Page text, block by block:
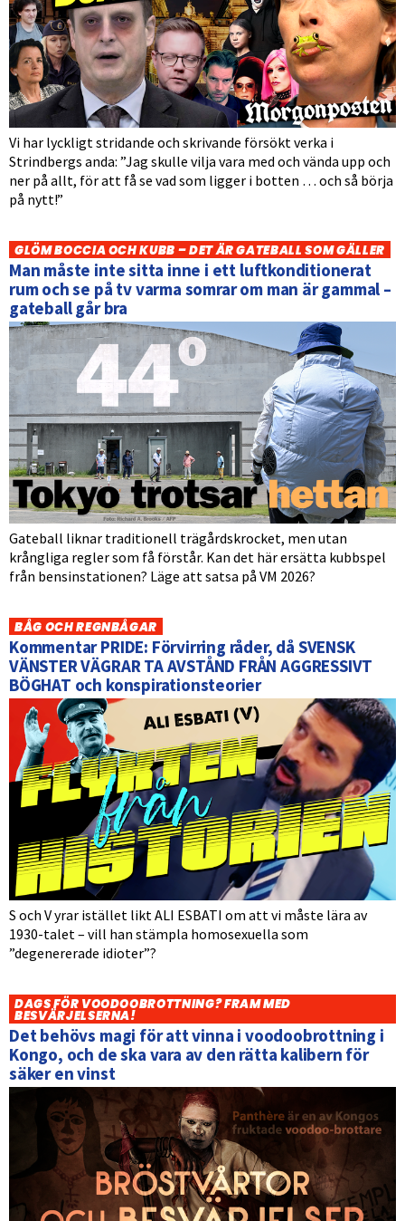
Vi har lyckligt stridande och skrivande försökt verka i
Strindbergs anda: ”Jag skulle vilja vara med och vända upp och
ner på allt, för att få se vad som ligger i botten … och så börja
på nytt!”
GLÖM BOCCIA OCH KUBB – DET ÄR GATEBALL SOM GÄLLER
Man måste inte sitta inne i ett luftkonditionerat
rum och se på tv varma somrar om man är gammal –
gateball går bra
Gateball liknar traditionell trägårdskrocket, men utan
krångliga regler som få förstår. Kan det här ersätta kubbspel
från bensinstationen? Läge att satsa på VM 2026?
BÅG OCH REGNBÅGAR
Kommentar PRIDE: Förvirring råder, då SVENSK
VÄNSTER VÄGRAR TA AVSTÅND FRÅN AGGRESSIVT
BÖGHAT och konspirationsteorier
S och V yrar istället likt ALI ESBATI om att vi måste lära av
1930-talet – vill han stämpla homosexuella som
”degenererade idioter”?
DAGS FÖR VOODOOBROTTNING? FRAM MED
BESVÄRJELSERNA!
Det behövs magi för att vinna i voodoobrottning i
Kongo, och de ska vara av den rätta kalibern för
säker en vinst